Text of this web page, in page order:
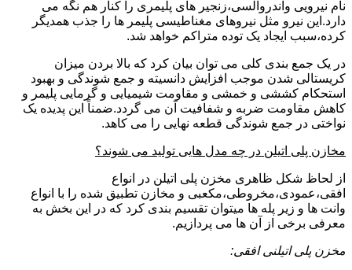
نام نیرویی واندروالسی،زنجیر های پلیمری را کنار هم نگه می
دارد.این نیرو مثل نیروهای مغناطیسی پلیمر ها را جذب همدیگر
کرده،سبب ایجاد یک توده متراکم خواهد شد.
در یک جمع بندی کلی می توان بیان کرد که بالا بردن میزان
کریستالی شدن موجب افزایش دانسیته و جمع شوندگی و بهبود
استحکام کششی و خمشی و مقاومت شیمیایی و گرمایی پلیمر و
کاهش مقاومت ضربه و شفافیت آن می گردد.ضمناً این پدیده یک
نواختی در جمع شوندگی قطعه نهایی را می کاهد.
مخازن پلی اتیلن در چه مدل هایی تولید می شوند؟
از لحاظ شکل ظاهری مخزن پلی اتیلن در انواع
افقی،عمودی،مخروطی،مکعبی و مخازن تطبیق شده را با انواع
وانت ها و زیر پله ها میتوان تقسیم بندی کرد که در این بخش به
معرفی برخی از آن ها می پردازیم.
مخزن پلی اتیلنی افقی: